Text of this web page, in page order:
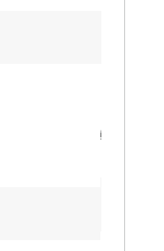
軽いも